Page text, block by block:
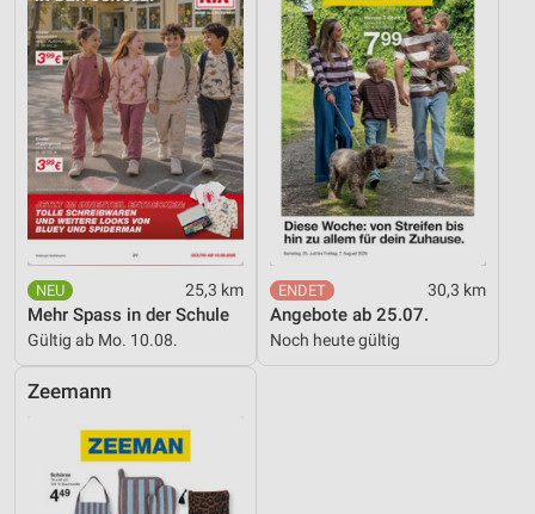
25,3 km
Mehr Spass in der Schule
Gültig ab Mo. 10.08.
30,3 km
Angebote ab 25.07.
Noch heute gültig
Zeemann